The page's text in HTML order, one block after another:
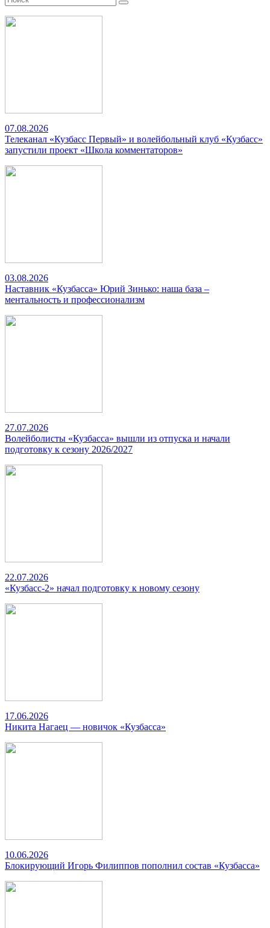
07.08.2026
Телеканал «Кузбасс Первый» и волейбольный клуб «Кузбасс»
запустили проект «Школа комментаторов»
03.08.2026
Наставник «Кузбасса» Юрий Зинько: наша база –
ментальность и профессионализм
27.07.2026
Волейболисты «Кузбасса» вышли из отпуска и начали
подготовку к сезону 2026/2027
22.07.2026
«Кузбасс-2» начал подготовку к новому сезону
17.06.2026
Никита Нагаец — новичок «Кузбасса»
10.06.2026
Блокирующий Игорь Филиппов пополнил состав «Кузбасса»